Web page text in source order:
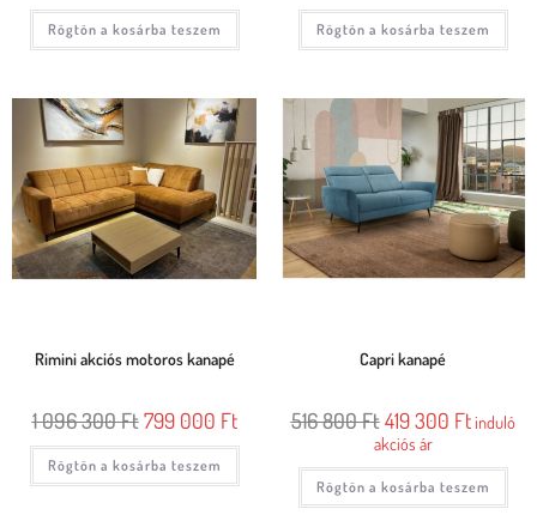
Rögtön a kosárba teszem Rögtön a kosárba teszem
Rimini akciós motoros kanapé
1 096 300Ft 799 000 Ft
Rögtön a kosárba teszem
Capri kanapé
516 800Ft 419 300 Ftinduló
akciós ár
Rögtön a kosárba teszem